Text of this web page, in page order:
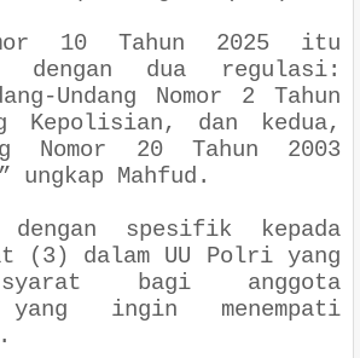
10 Tahun 2025 itu
dengan dua regulasi:
Undang Nomor 2 Tahun
Kepolisian, dan kedua,
Nomor 20 Tahun 2003
ungkap Mahfud.
spesifik kepada
(3) dalam UU Polri yang
syarat bagi anggota
ingin menempati